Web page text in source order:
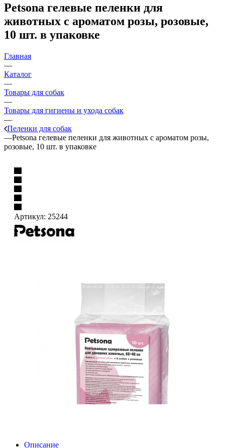
Petsona гелевые пеленки для
животных с ароматом розы, розовые,
10 шт. в упаковке
Главная
—
Каталог
—
Товары для собак
—
Товары для гигиены и ухода собак
—
Пеленки для собак
—Petsona гелевые пеленки для животных с ароматом розы,
розовые, 10 шт. в упаковке
Артикул: 25244
Описание